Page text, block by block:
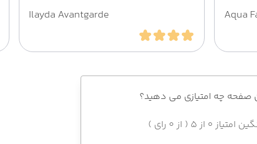
Aqua
Ilayda Avantgarde
صفحه چه امتیازی می دهید؟
0 از 5 ( از 0 رای )